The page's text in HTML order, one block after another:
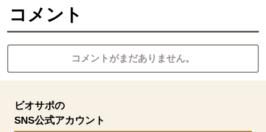
コメント
コメントがまだありません。
ビオサポの
SNS公式アカウント